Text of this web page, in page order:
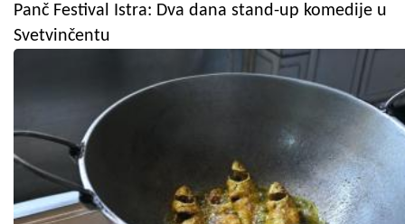
Panč Festival Istra: Dva dana stand-up komedije u
Svetvinčentu